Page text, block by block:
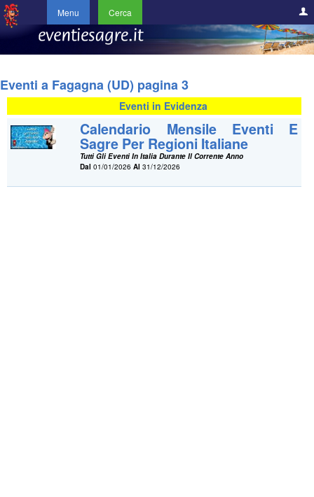
Menu Cerca
Eventi a Fagagna (UD) pagina 3
Eventi in Evidenza
Calendario Mensile Eventi E
Sagre Per Regioni Italiane
Tutti Gli Eventi In Italia Durante Il Corrente Anno
Dal 01/01/2026Al 31/12/2026